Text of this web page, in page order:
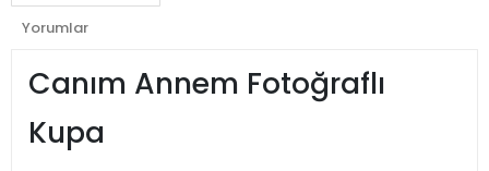
Yorumlar
Canım Annem Fotoğraflı
Kupa